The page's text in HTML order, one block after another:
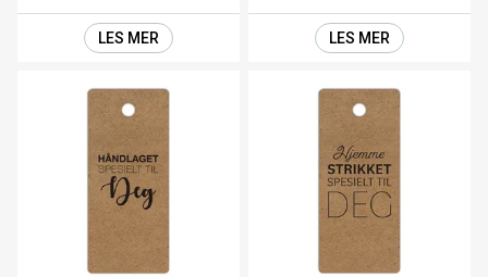
LES MER LES MER